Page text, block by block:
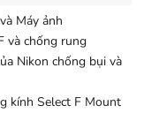
Máy ảnh
và chống rung
Nikon chống bụi và
kính Select F Mount